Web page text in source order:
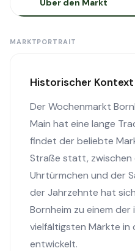
Über den Markt
MARKTPORTRAIT
Historischer Kontext
Der Wochenmarkt
Main hat eine lange
findet der beliebte
Straße statt, zwischen
Uhrtürmchen und der
der Jahrzehnte hat
Bornheim zu einem
vielfältigsten Märkte in
entwickelt.